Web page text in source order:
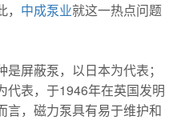
中成泵业就这一热点问题
屏蔽泵，以日本为代表；
代表，于1946年在英国发明
言，磁力泵具有易于维护和